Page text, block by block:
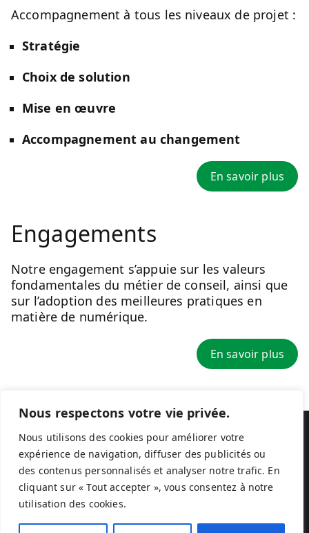
Nous respectons votre vie privée.
Nous utilisons des cookies pour améliorer votre
expérience de navigation, diffuser des publicités ou
des contenus personnalisés et analyser notre trafic. En
cliquant sur « Tout accepter », vous consentez à notre
utilisation des cookies.
Accompagnement à tous les niveaux de projet :
Stratégie
Choix de solution
Mise en œuvre
Accompagnement au changement
En savoir plus
Engagements
Notre engagement s’appuie sur les valeurs
fondamentales du métier de conseil, ainsi que
sur l’adoption des meilleures pratiques en
matière de numérique.
En savoir plus
© 2026Akompano
Mentions légales
Données personnelles